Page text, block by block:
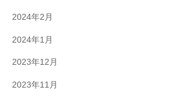
2024年2月
2024年1月
2023年12月
2023年11月